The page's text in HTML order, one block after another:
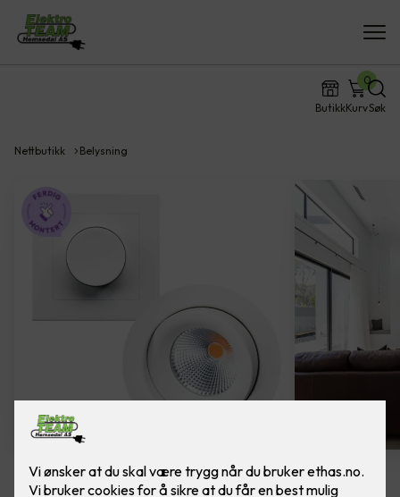
ButikkKurv
0
Søk
Nettbutikk Belysning